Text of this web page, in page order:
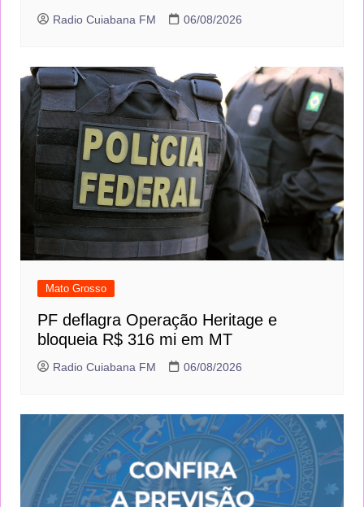
Radio Cuiabana FM 06/08/2026
Mato Grosso
PF deflagra Operação Heritage e
bloqueia R$ 316 mi em MT